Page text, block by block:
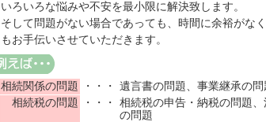
いろいろな悩みや不安を最小限に解決致します。
そして問題がない場合であっても、時間に余裕がな
もお手伝いさせていただきます。
相続関係の問題 ・・・
遺言書の問題、事業継承の問
相続税の問題
・・・
相続税の申告・納税の問題
の問題